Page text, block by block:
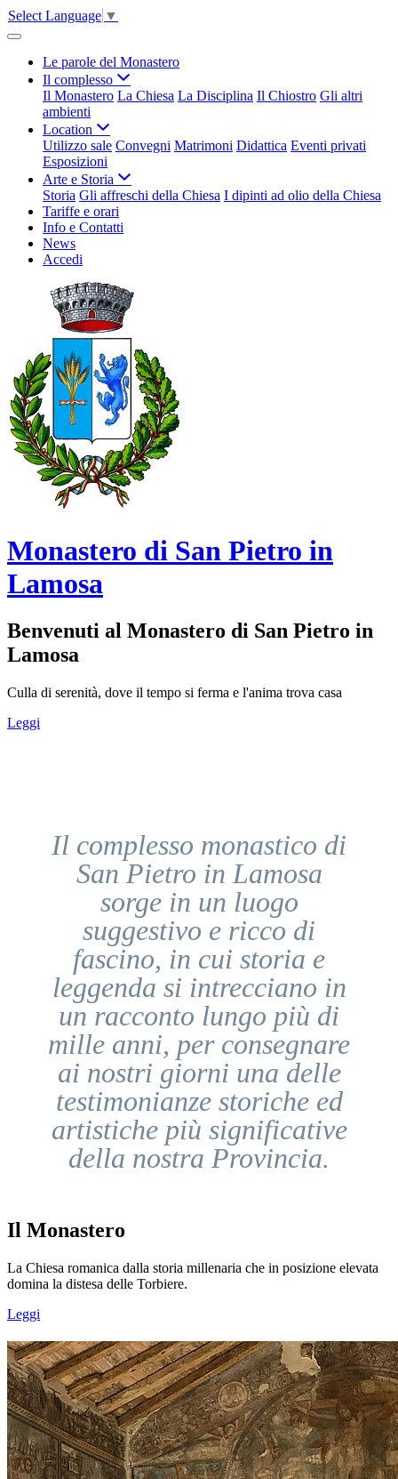
Select Language ▼
Le parole del Monastero
Il complesso
Il Monastero La Chiesa La Disciplina Il Chiostro Gli altri
ambienti
Location
Utilizzo sale Convegni Matrimoni Didattica Eventi privati
Esposizioni
Arte e Storia
Storia Gli affreschi della Chiesa I dipinti ad olio della Chiesa
Tariffe e orari
Info e Contatti
News
Accedi
Monastero di San Pietro in
Lamosa
Benvenuti al Monastero di San Pietro in
Lamosa
Culla di serenità, dove il tempo si ferma e l'anima trova casa
Leggi
Il complesso monastico di
San Pietro in Lamosa
sorge in un luogo
suggestivo e ricco di
fascino, in cui storia e
leggenda si intrecciano in
un racconto lungo più di
mille anni, per consegnare
ai nostri giorni una delle
testimonianze storiche ed
artistiche più significative
della nostra Provincia.
Il Monastero
La Chiesa romanica dalla storia millenaria che in posizione elevata
domina la distesa delle Torbiere.
Leggi